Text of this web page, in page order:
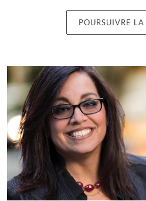
multitude d’autres questions
Nos bureaux sont équipés des
visioconférence et nous
séminaires, des conférences et
réseautage dans notre vaste
Park Avenue.
POURSUIVRE LA